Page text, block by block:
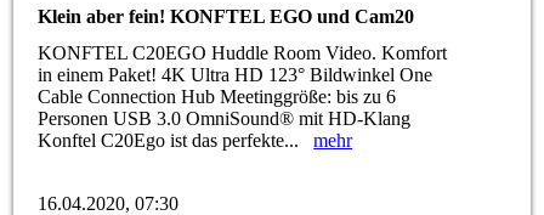
Klein aber fein! KONFTEL EGO und Cam20
KONFTEL C20EGO Huddle Room Video. Komfort
in einem Paket! 4K Ultra HD 123° Bildwinkel One
Cable Connection Hub Meetinggröße: bis zu 6
Personen USB 3.0 OmniSound® mit HD-Klang
Konftel C20Ego ist das perfekte...mehr
16.04.2020, 07:30